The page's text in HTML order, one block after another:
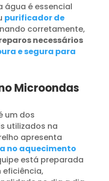
água é essencial
purificador de
corretamente,
necessários
e segura para
Microondas
um dos
utilizados na
apresenta
no aquecimento
está preparada